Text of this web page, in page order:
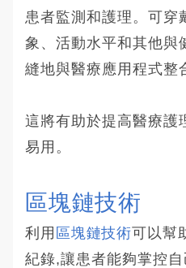
患者監測和護理。可穿
象、活動水平和其他與
縫地與醫療應用程式整
這將有助於提高醫療護
易用。
區塊鏈技術
利用 區塊鏈技術可以幫
紀錄,讓患者能夠掌控